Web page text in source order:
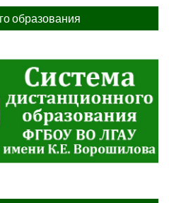
образования